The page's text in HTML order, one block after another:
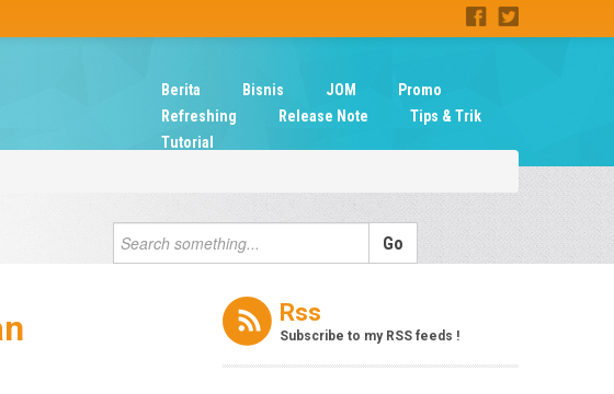
Berita Bisnis JOM
Promo
Refreshing
Release Note
Tips & Trik
Tutorial
Rss
Subscribe to my RSS feeds !